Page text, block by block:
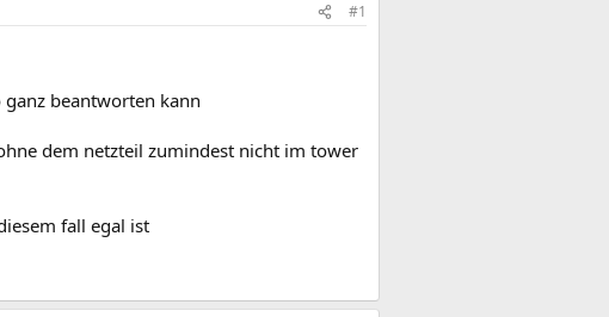
#1
beantworten kann
dem netzteil zumindest nicht im tower
fall egal ist